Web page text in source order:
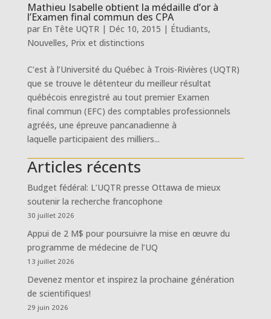
Mathieu Isabelle obtient la médaille d’or à
l’Examen final commun des CPA
par En Tête UQTR| Déc 10, 2015 | Étudiants,
Nouvelles, Prix et distinctions
C’est à l’Université du Québec à Trois-Rivières (UQTR)
que se trouve le détenteur du meilleur résultat
québécois enregistré au tout premier Examen
final commun (EFC) des comptables professionnels
agréés, une épreuve pancanadienne à
laquelle participaient des milliers...
Articles récents
Budget fédéral: L’UQTR presse Ottawa de mieux
soutenir la recherche francophone
30 juillet 2026
Appui de 2 M$ pour poursuivre la mise en œuvre du
programme de médecine de l’UQ
13 juillet 2026
Devenez mentor et inspirez la prochaine génération
de scientifiques!
29 juin 2026